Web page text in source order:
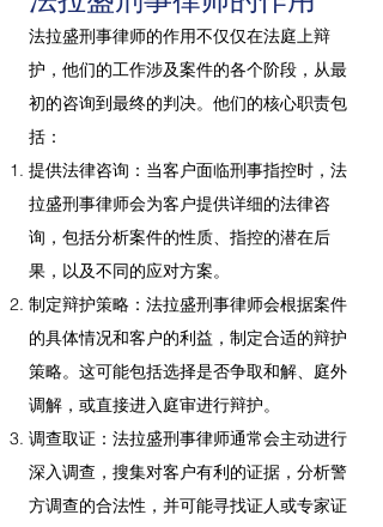
法拉盛刑事律师的作用不仅仅在法庭上辩
护，他们的工作涉及案件的各个阶段，从最
初的咨询到最终的判决。他们的核心职责包
括：
提供法律咨询：当客户面临刑事指控时，法
拉盛刑事律师会为客户提供详细的法律咨
询，包括分析案件的性质、指控的潜在后
果，以及不同的应对方案。
制定辩护策略：法拉盛刑事律师会根据案件
的具体情况和客户的利益，制定合适的辩护
策略。这可能包括选择是否争取和解、庭外
调解，或直接进入庭审进行辩护。
调查取证：法拉盛刑事律师通常会主动进行
深入调查，搜集对客户有利的证据，分析警
方调查的合法性，并可能寻找证人或专家证